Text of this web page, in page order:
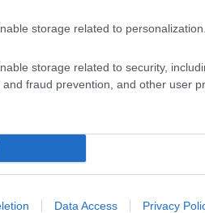
storage related to personalization.
storage related to security,
fraud prevention, and other user
Data Access Privacy